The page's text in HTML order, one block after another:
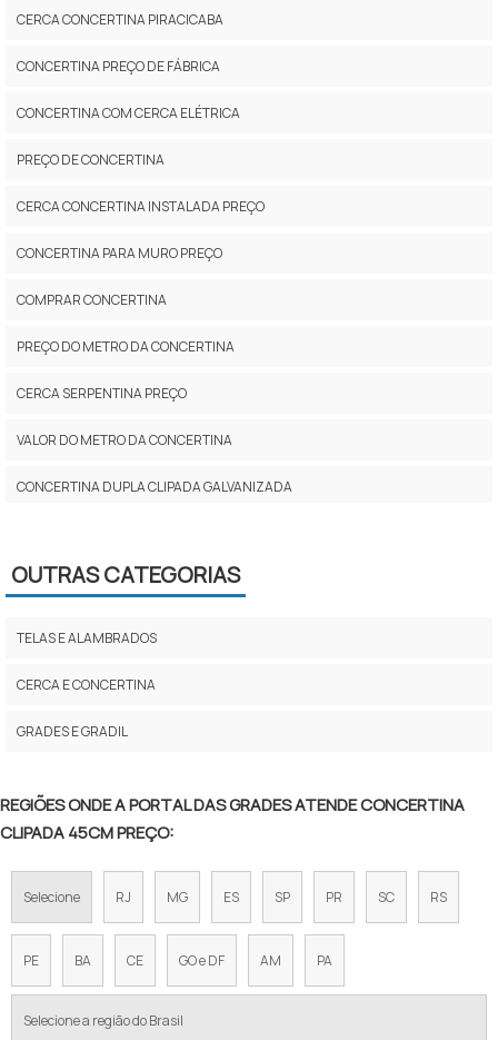
CERCA CONCERTINA PIRACICABA
CONCERTINA PREÇO DE FÁBRICA
CONCERTINA COM CERCA ELÉTRICA
PREÇO DE CONCERTINA
CERCA CONCERTINA INSTALADA PREÇO
CONCERTINA PARA MURO PREÇO
COMPRAR CONCERTINA
PREÇO DO METRO DA CONCERTINA
CERCA SERPENTINA PREÇO
VALOR DO METRO DA CONCERTINA
CONCERTINA DUPLA CLIPADA GALVANIZADA
INSTALAÇÃO DE CONCERTINA PREÇO
CONCERTINA COMPRAR
CONCERTINA EM SOROCABA
CERCA CONCERTINA PREÇO POR METRO
CONCERTINA PREÇO 45 CM
OUTRAS CATEGORIAS
TELAS E ALAMBRADOS
CERCA E CONCERTINA
GRADES E GRADIL
REGIÕES ONDE A PORTAL DAS GRADES ATENDE CONCERTINA
CLIPADA 45CM PREÇO:
Selecione RJ MG ES SP PR SC RS
PE BA CE GO e DF AM PA
Selecione a região do Brasil